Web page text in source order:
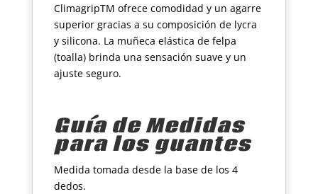
ClimagripTM ofrece comodidad y un agarre
superior gracias a su composición de lycra
y silicona. La muñeca elástica de felpa
(toalla) brinda una sensación suave y un
ajuste seguro.
Guía de Medidas
para los guantes
Medida tomada desde la base de los 4
dedos.